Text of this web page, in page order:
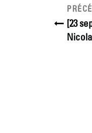
de
l’article
Article
[23